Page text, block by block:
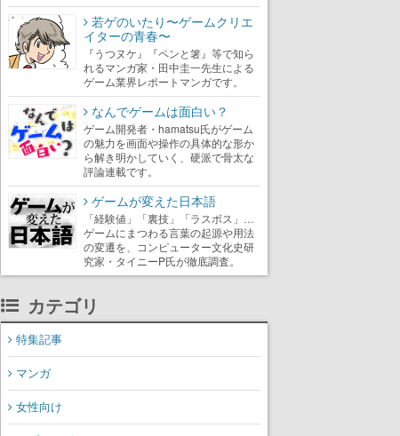
若ゲのいたり〜ゲームクリエ
イターの青春〜
『うつヌケ』『ペンと箸』等で知ら
れるマンガ家・田中圭一先生による
ゲーム業界レポートマンガです。
なんでゲームは面白い？
ゲーム開発者・hamatsu氏がゲーム
の魅力を画面や操作の具体的な形か
ら解き明かしていく、硬派で骨太な
評論連載です。
ゲームが変えた日本語
「経験値」「裏技」「ラスボス」…
ゲームにまつわる言葉の起源や用法
の変遷を、コンピューター文化史研
究家・タイニーP氏が徹底調査。
カテゴリ
特集記事
マンガ
女性向け